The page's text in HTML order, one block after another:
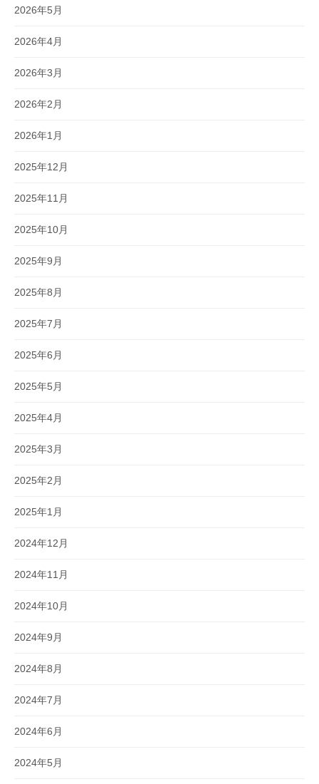
2026年5月
2026年4月
2026年3月
2026年2月
2026年1月
2025年12月
2025年11月
2025年10月
2025年9月
2025年8月
2025年7月
2025年6月
2025年5月
2025年4月
2025年3月
2025年2月
2025年1月
2024年12月
2024年11月
2024年10月
2024年9月
2024年8月
2024年7月
2024年6月
2024年5月